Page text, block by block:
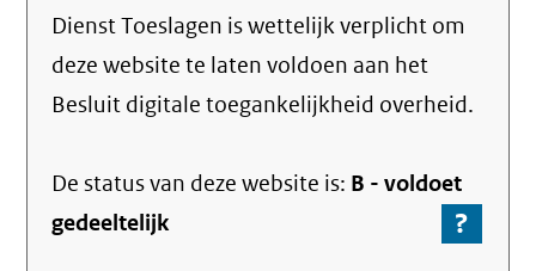
link)
Dienst Toeslagen is wettelijk verplicht om
deze website te laten voldoen aan het
Besluit digitale toegankelijkheid overheid.
De status van dezewebsite is: B -voldoet
gedeeltelijk
?
Ga